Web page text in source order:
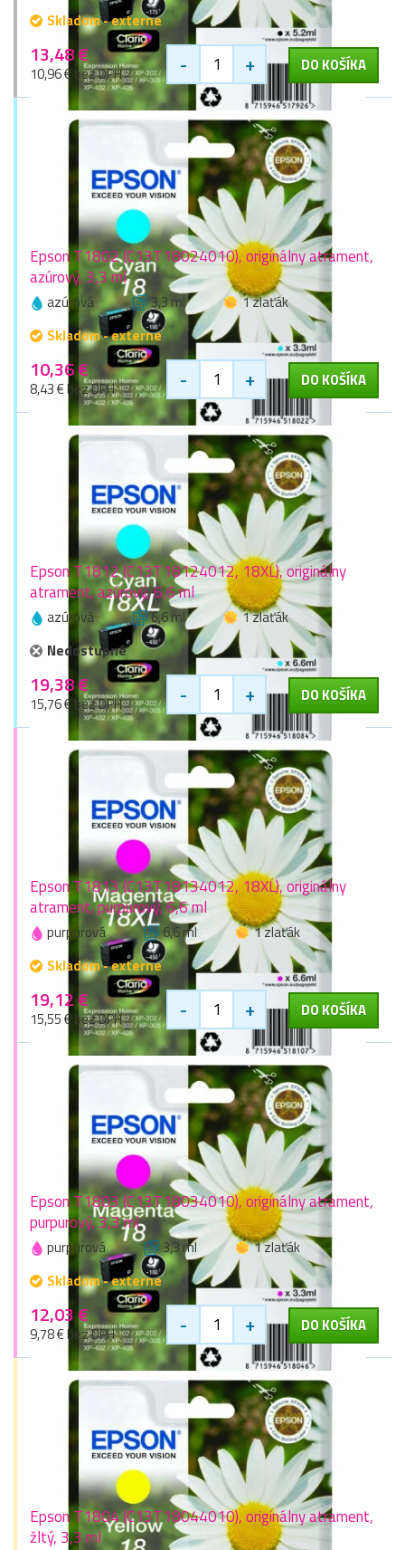
Skladom - externe
13,48 €
10,96 € bez DPH - + DO KOŠÍKA
Epson T1802 (C13T18024010), originálny atrament,
azúrový, 3,3 ml
azúrová 3,3 ml
1 zlaťák
Skladom - externe
10,36 €
8,43 € bez DPH - + DO KOŠÍKA
Epson T1812 (C13T18124012, 18XL), originálny
atrament, azúrový, 6,6 ml
azúrová 6,6 ml
1 zlaťák
Nedostupné
19,38 €
15,76 € bez DPH - + DO KOŠÍKA
Epson T1813 (C13T18134012, 18XL), originálny
atrament, purpurový, 6,6 ml
purpurová 6,6 ml
1 zlaťák
Skladom - externe
19,12 €
15,55 € bez DPH - + DO KOŠÍKA
Epson T1803 (C13T18034010), originálny atrament,
purpurový, 3,3 ml
purpurová 3,3 ml
1 zlaťák
Skladom - externe
12,03 €
9,78 € bez DPH - + DO KOŠÍKA
Epson T1804 (C13T18044010), originálny atrament,
žltý, 3,3 ml